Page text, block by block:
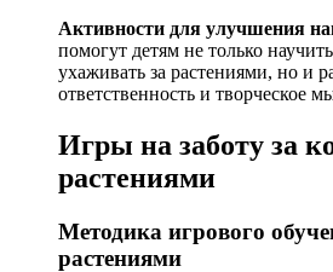
Активности для улучшения
помогут детям не только
ухаживать за растениями, но и
ответственность и творческое
Игры на заботу за
растениями
Методика игрового
растениями